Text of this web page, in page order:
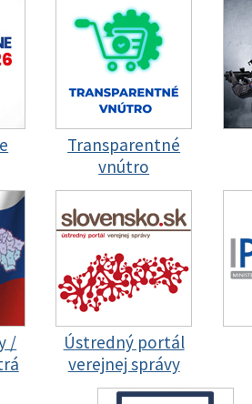
Transparentné
vnútro
/
Ústredný portál
verejnej správy